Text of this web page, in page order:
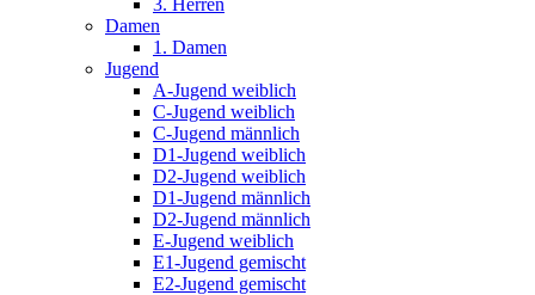
3. Herren
Damen
1. Damen
Jugend
A-Jugend weiblich
C-Jugend weiblich
C-Jugend männlich
D1-Jugend weiblich
D2-Jugend weiblich
D1-Jugend männlich
D2-Jugend männlich
E-Jugend weiblich
E1-Jugend gemischt
E2-Jugend gemischt